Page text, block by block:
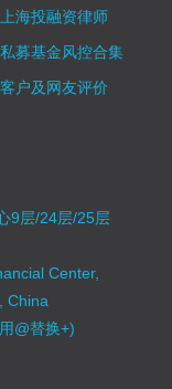
上海投融资律师
私募基金风控合集
客户及网友评价
9层/24层/25层
Center,
China
@替换+)